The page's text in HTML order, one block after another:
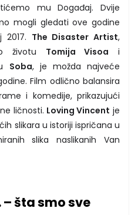
mu Događaj. Dvije
mogli gledati ove godine
The Disaster Artist,
životu Tomija Visoa i
Soba, je možda najveće
Film odlično balansira
i komedije, prikazujući
ličnosti. Loving Vincent je
slikara u istoriji ispričana u
slika naslikanih Van
– šta smo sve